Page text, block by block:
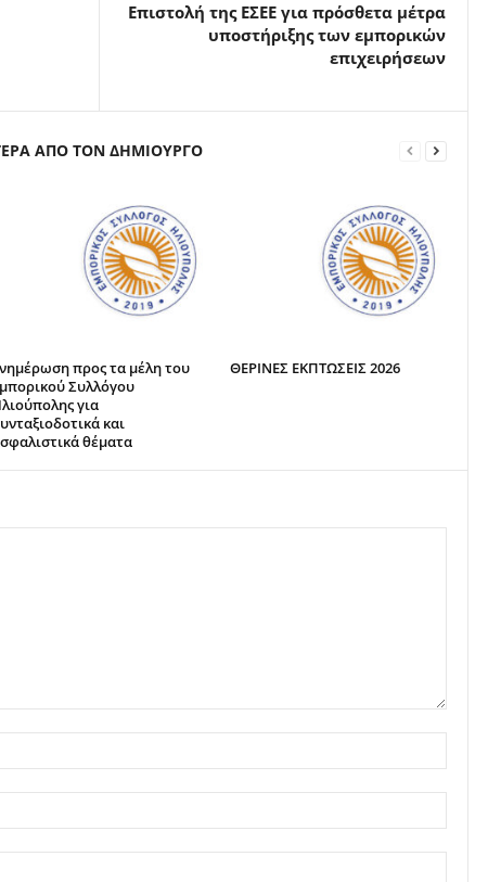
Επιστολή της ΕΣΕΕ για πρόσθετα μέτρα
υποστήριξης των εμπορικών
επιχειρήσεων
ΑΠΟ ΤΟΝ ΔΗΜΙΟΥΡΓΟ
προς τα μέλη του
Συλλόγου
για
και
θέματα
ΘΕΡΙΝΕΣ ΕΚΠΤΩΣΕΙΣ 2026